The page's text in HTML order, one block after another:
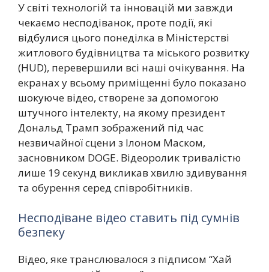
У світі технологій та інновацій ми завжди
чекаємо несподіванок, проте події, які
відбулися цього понеділка в Міністерстві
житлового будівництва та міського розвитку
(HUD), перевершили всі наші очікування. На
екранах у всьому приміщенні було показано
шокуюче відео, створене за допомогою
штучного інтелекту, на якому президент
Дональд Трамп зображений під час
незвичайної сцени з Ілоном Маском,
засновником DOGE. Відеоролик тривалістю
лише 19 секунд викликав хвилю здивування
та обурення серед співробітників.
Несподіване відео ставить під сумнів
безпеку
Відео, яке транслювалося з підписом “Хай